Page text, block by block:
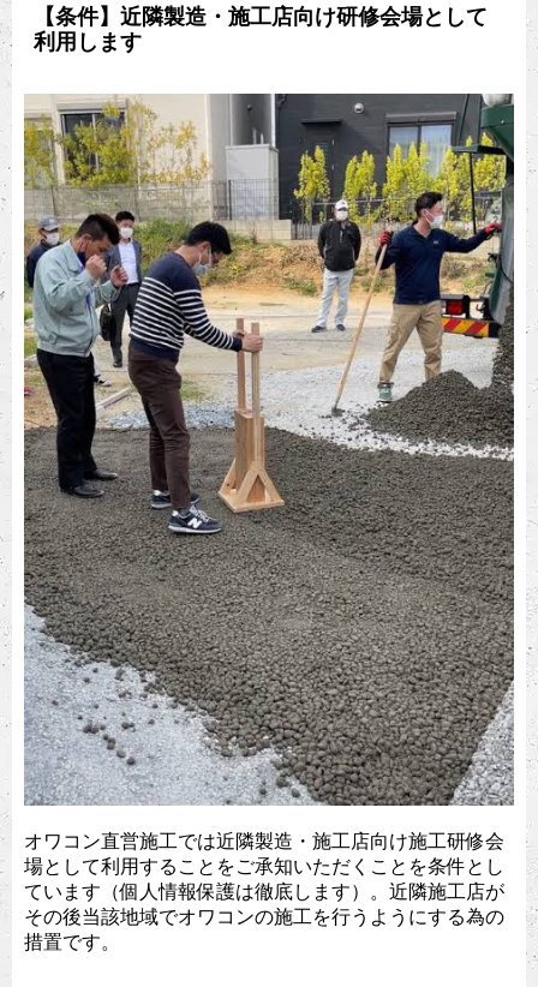
【条件】近隣製造・施工店向け研修会場として
利用します
オワコン直営施工では近隣製造・施工店向け施工研修会
場として利用することをご承知いただくことを条件とし
ています（個人情報保護は徹底します）。近隣施工店が
その後当該地域でオワコンの施工を行うようにする為の
措置です。